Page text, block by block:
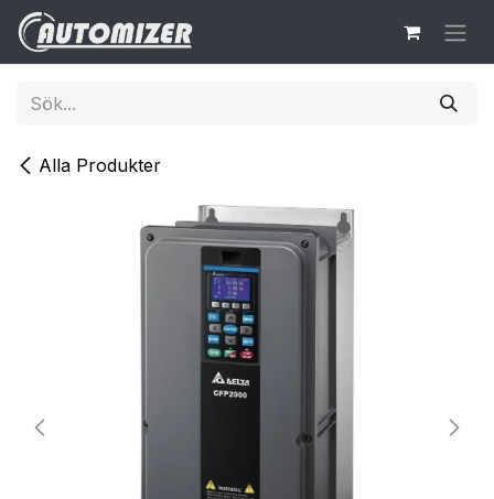
Hoppa till innehåll
Alla Produkter